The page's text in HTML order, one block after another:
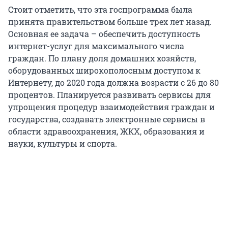
Стоит отметить, что эта госпрограмма была
принята правительством больше трех лет назад.
Основная ее задача – обеспечить доступность
интернет-услуг для максимального числа
граждан. По плану доля домашних хозяйств,
оборудованных широкополосным доступом к
Интернету, до 2020 года должна возрасти с 26 до 80
процентов. Планируется развивать сервисы для
упрощения процедур взаимодействия граждан и
государства, создавать электронные сервисы в
области здравоохранения, ЖКХ, образования и
науки, культуры и спорта.